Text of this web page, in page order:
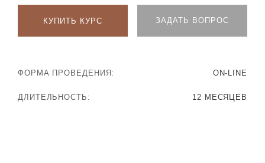
КУПИТЬ КУРС ЗАДАТЬ ВОПРОС
ФОРМА ПРОВЕДЕНИЯ: ON-LINE
ДЛИТЕЛЬНОСТЬ: 12 МЕСЯЦЕВ